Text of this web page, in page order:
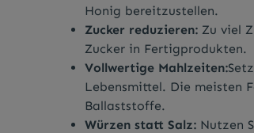
Honig bereitzustellen.
Zucker reduzieren:Zu viel
Zucker in Fertigprodukten.
Vollwertige Mahlzeiten:
Lebensmittel. Die meisten
Ballaststoffe.
Würzen statt Salz: Nutzen